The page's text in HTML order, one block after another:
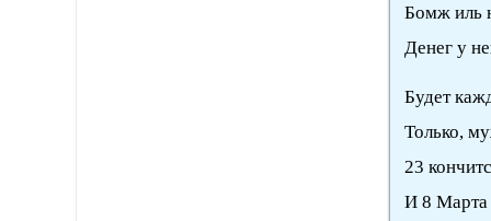
Бомж иль
Денег у
Будет
Только,
23
И 8 Марта